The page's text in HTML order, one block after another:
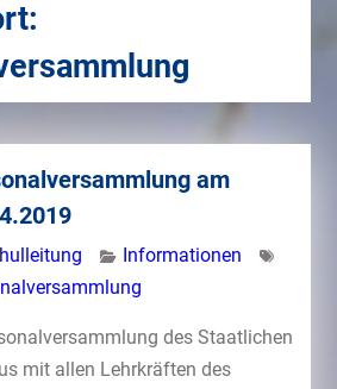
am
Informationen
des Staatlichen
mit allen Lehrkräften des